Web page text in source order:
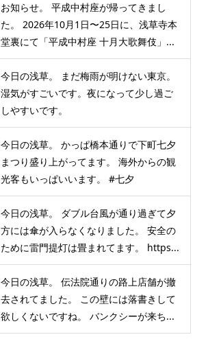
お知らせ。 平成中村座が帰ってきまし
た。 2026年10月1日〜25日に、浅草寺本
堂裏にて「平成中村座 十月大歌舞伎」...
今日の浅草。 まだ梅雨が明けない東京。
湿気がすごいです。夜になって少し過ご
しやすいです。
今日の浅草。 かっぱ橋本通りで下町七夕
まつり盛り上がってます。 海外からの観
光客もいっぱいいます。 #七夕
今日の浅草。 ダブル台風が通り過ぎて夕
方には傘が入らなくなりました。 安全の
ために雷門提灯は畳まれてます。 https...
今日の浅草。 伝法院通りの路上店舗が撤
去されてました。 この壁には落書きして
欲しくないですね。 バンクシーが来ち...